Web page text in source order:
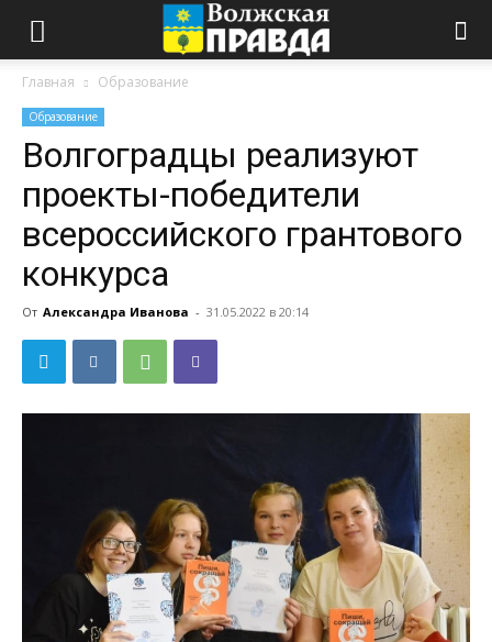
Главная Образование
Образование
Волгоградцы реализуют
проекты-победители
всероссийского грантового
конкурса
От Александра Иванова - 31.05.2022 в 20:14